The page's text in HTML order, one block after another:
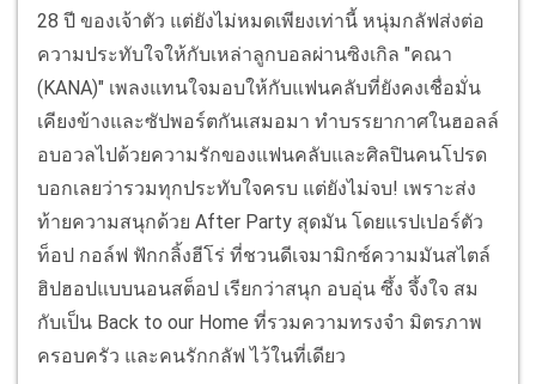
28 ปี ของเจ้าตัว แต่ยังไม่หมดเพียงเท่านี้ หนุ่มกลัฟส่งต่อ
ความประทับใจให้กับเหล่าลูกบอลผ่านซิงเกิล "คณา
(KANA)" เพลงแทนใจมอบให้กับแฟนคลับที่ยังคงเชื่อมั่น
เคียงข้างและซัปพอร์ตกันเสมอมา ทำบรรยากาศในฮอลล์
อบอวลไปด้วยความรักของแฟนคลับและศิลปินคนโปรด
บอกเลยว่ารวมทุกประทับใจครบ แต่ยังไม่จบ! เพราะส่ง
ท้ายความสนุกด้วย After Party สุดมัน โดยแรปเปอร์ตัว
ท็อป กอล์ฟ ฟักกลิ้งฮีโร่ ที่ชวนดีเจมามิกซ์ความมันสไตล์
ฮิปฮอปแบบนอนสต็อป เรียกว่าสนุก อบอุ่น ซึ้ง จึ้งใจ สม
กับเป็น Back to our Home ที่รวมความทรงจำ มิตรภาพ
ครอบครัว และคนรักกลัฟ ไว้ในที่เดียว